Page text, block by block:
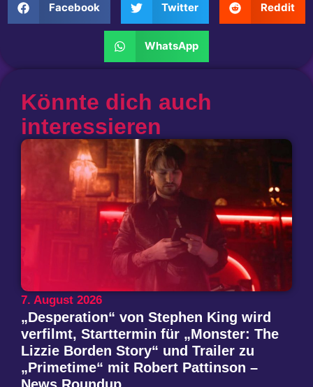
Facebook
Twitter Reddit
WhatsApp
Könnte dich auch
interessieren
7. August 2026
„Desperation“ von Stephen King wird
verfilmt, Starttermin für „Monster: The
Lizzie Borden Story“ und Trailer zu
„Primetime“ mit Robert Pattinson –